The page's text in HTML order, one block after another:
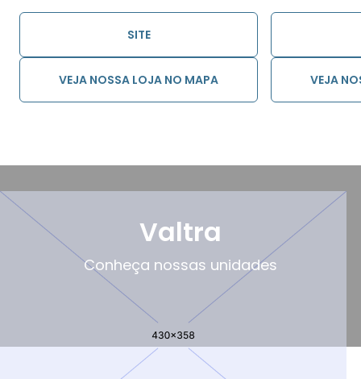
SITE
VEJA NOSSA LOJA NO MAPA VEJA
Valtra
Conheça nossas unidades